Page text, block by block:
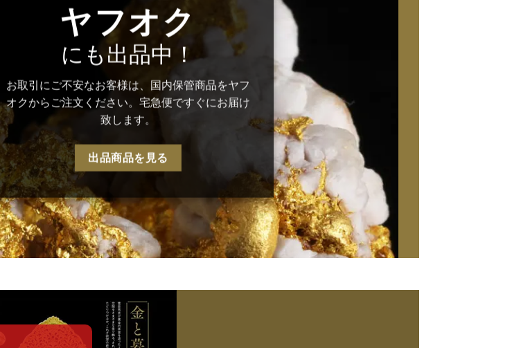
ヤフオク
にも出品中！
お取引にご不安なお客様は、国内保管商品をヤフ
オクからご注文ください。宅急便ですぐにお届け
致します。
出品商品を見る